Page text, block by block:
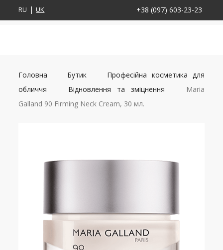
RU UK +38 (097) 603-23-23
Головна Бутик
Професійна косметика для
обличчя
Відновлення та зміцнення
Maria
Galland 90 Firming Neck Cream, 30 мл.